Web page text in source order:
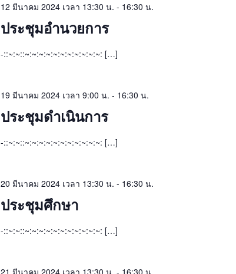
12 มีนาคม 2024 เวลา 13:30 น. - 16:30 น.
ประชุมอำนวยการ
-::~:~::~:~:~:~:~:~:~:~:~:~:~: […]
19 มีนาคม 2024 เวลา 9:00 น. - 16:30 น.
ประชุมดำเนินการ
-::~:~::~:~:~:~:~:~:~:~:~:~:~: […]
20 มีนาคม 2024 เวลา 13:30 น. - 16:30 น.
ประชุมศึกษา
-::~:~::~:~:~:~:~:~:~:~:~:~:~: […]
21 มีนาคม 2024 เวลา 13:30 น. - 16:30 น.